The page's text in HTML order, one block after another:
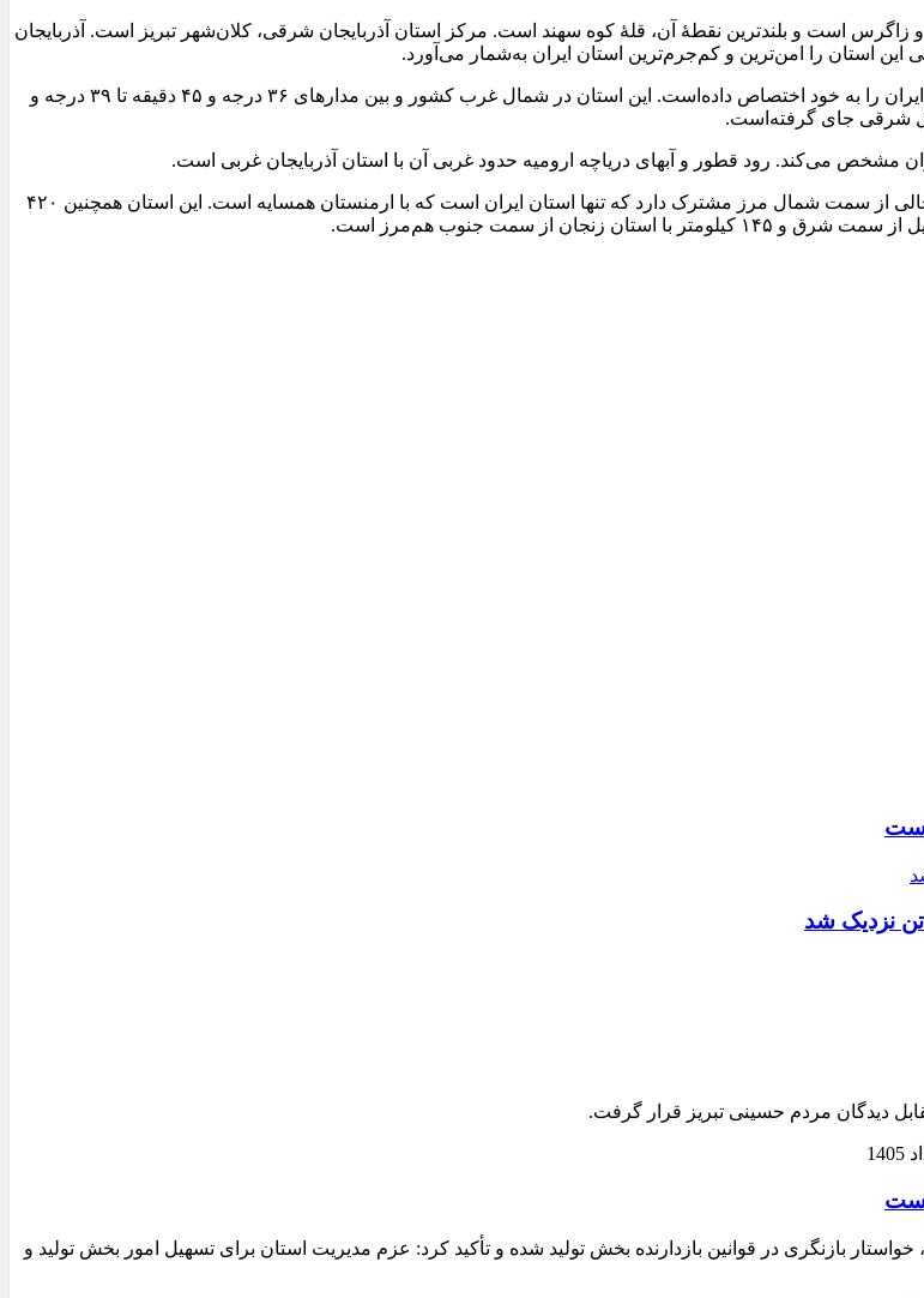
زاگرس است و بلندترین نقطهٔ آن، قلهٔ کوه سهند است. مرکز استان آذربایجان شرقی، کلان‌شهر تبریز است. آذربایجان
استان را امن‌ترین و کم‌جرم‌ترین استان ایران به‌شمار می‌آورد.
استان آذربایجان شرقی با ۴۵٬۴۸۱ کیلومتر مربع مساحت، حدود ۲٫۸ درصد از وسعت کل ایران را به خود اختصاص داده‌است. این استان در شمال غرب کشور و بین مدارهای ۳۶ درجه و ۴۵ دقیقه تا ۳۹ درجه و
مشخص می‌کند. رود قطور و آبهای دریاچه ارومیه حدود غربی آن با استان آذربایجان غربی است.
استان آذربایجان شرقی ۲۰۰ کیلومتر با جمهوری آذربایجان و ۳۵ کیلومتر با ارمنستان در حالی از سمت شمال مرز مشترک دارد که تنها استان ایران است که با ارمنستان همسایه است. این استان همچنین ۴۲۰
دیدگان مردم حسینی تبریز قرار گرفت.
بازنگری در قوانین بازدارنده بخش تولید شده و تأکید کرد: عزم مدیریت استان برای تسهیل امور بخش تولید و